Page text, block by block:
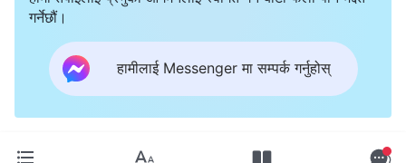
गर्नेछौं।
हामीलाई Messenger मा सम्पर्क गर्नुहोस्